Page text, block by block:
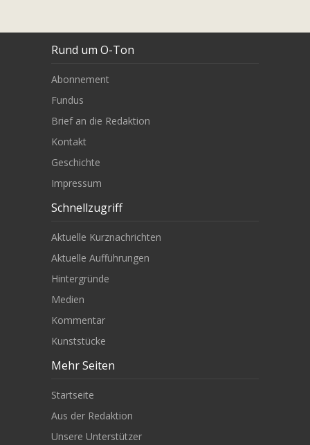
Rund um O-Ton
Abonnement
Fundus
Brief an die Redaktion
Kontakt
Geschichte
Impressum
Schnellzugriff
Aktuelle Kurznachrichten
Aktuelle Aufführungen
Hintergründe
Medien
Kommentar
Kunststücke
Mehr Seiten
Startseite
Aus der Redaktion
Unsere Unterstützer